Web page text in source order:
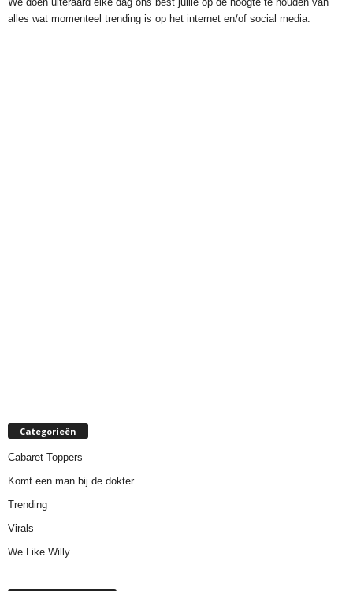
alles wat momenteel trending is op het internet en/of social media.
Categorieën
Cabaret Toppers
Komt een man bij de dokter
Trending
Virals
We Like Willy